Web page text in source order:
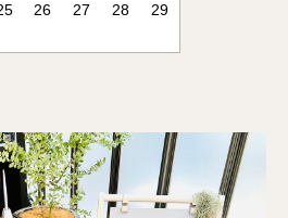
26 27 28
29